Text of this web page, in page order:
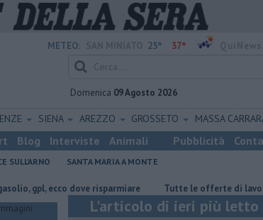
METEO: 25° 37°
Domenica 09 Agosto 2026
SIENA AREZZO GROSSETO MASSA
Blog Interviste Animali Pubblicità
SULL'ARNO SANTA MARIA A MONTE
dove risparmiare ​Tutte le offerte di lavoro in provincia
L'articolo di ieri più letto